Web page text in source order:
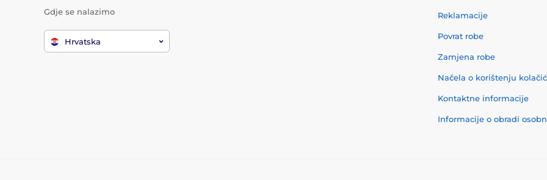
Gdje se nalazimo
Hrvatska
Reklamacije
Povrat robe
Zamjena robe
Načela o korištenju
Kontaktne informacije
Informacije o obradi